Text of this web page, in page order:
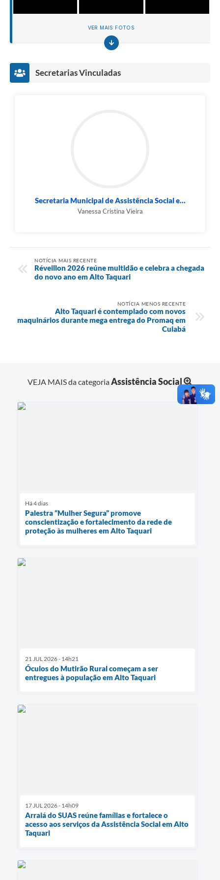
VER MAIS FOTOS
Secretarias Vinculadas
Secretaria Municipal de Assistência Social e...
Vanessa Cristina Vieira
NOTÍCIA MAIS RECENTE
Réveillon 2026 reúne multidão e celebra a chegada
do novo ano em Alto Taquari
NOTÍCIA MENOS RECENTE
Alto Taquari é contemplado com novos
maquinários durante mega entrega do Promaq em
Cuiabá
VEJA MAIS da categoriaAssistência Social
Há 4 dias
Palestra “Mulher Segura” promove
conscientização e fortalecimento da rede de
proteção às mulheres em Alto Taquari
21 JUL 2026 - 14h21
Óculos do Mutirão Rural começam a ser
entregues à população em Alto Taquari
17 JUL 2026 - 14h09
Arraiá do SUAS reúne famílias e fortalece o
acesso aos serviços da Assistência Social em Alto
Taquari